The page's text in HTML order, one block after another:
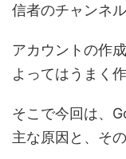
信者のチャンネ
アカウントの作
よってはうまく
そこで今回は、
主な原因と、そ